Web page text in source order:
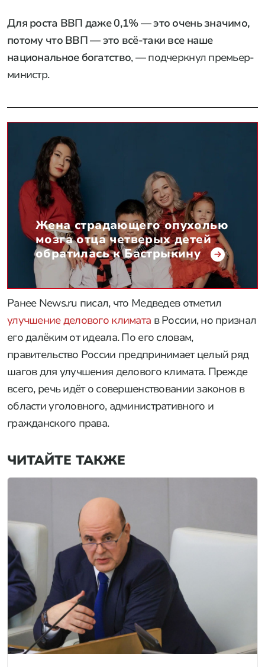
Для роста ВВП даже 0,1% — это очень значимо,
потому что ВВП — это всё-таки все наше
национальное богатство, — подчеркнул премьер-
министр.
Жена страдающего опухолью
мозга отца четверых детей
обратилась к Бастрыкину
Ранее News.ru писал, что Медведев отметил
улучшение делового климата в России, но признал
его далёким от идеала. По его словам,
правительство России предпринимает целый ряд
шагов для улучшения делового климата. Прежде
всего, речь идёт о совершенствовании законов в
области уголовного, административного и
гражданского права.
ЧИТАЙТЕ ТАКЖЕ